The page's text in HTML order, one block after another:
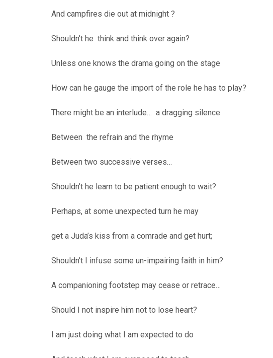
And campfires die out at midnight ?
Shouldn’t he think and think over again?
Unless one knows the drama going on the stage
How can he gauge the import of the role he has to play?
There might be an interlude… a dragging silence
Between the refrain and the rhyme
Between two successive verses…
Shouldn’t he learn to be patient enough to wait?
Perhaps, at some unexpected turn he may
get a Juda’s kiss from a comrade and get hurt;
Shouldn’t I infuse some un-impairing faith in him?
A companioning footstep may cease or retrace…
Should I not inspire him not to lose heart?
I am just doing what I am expected to do